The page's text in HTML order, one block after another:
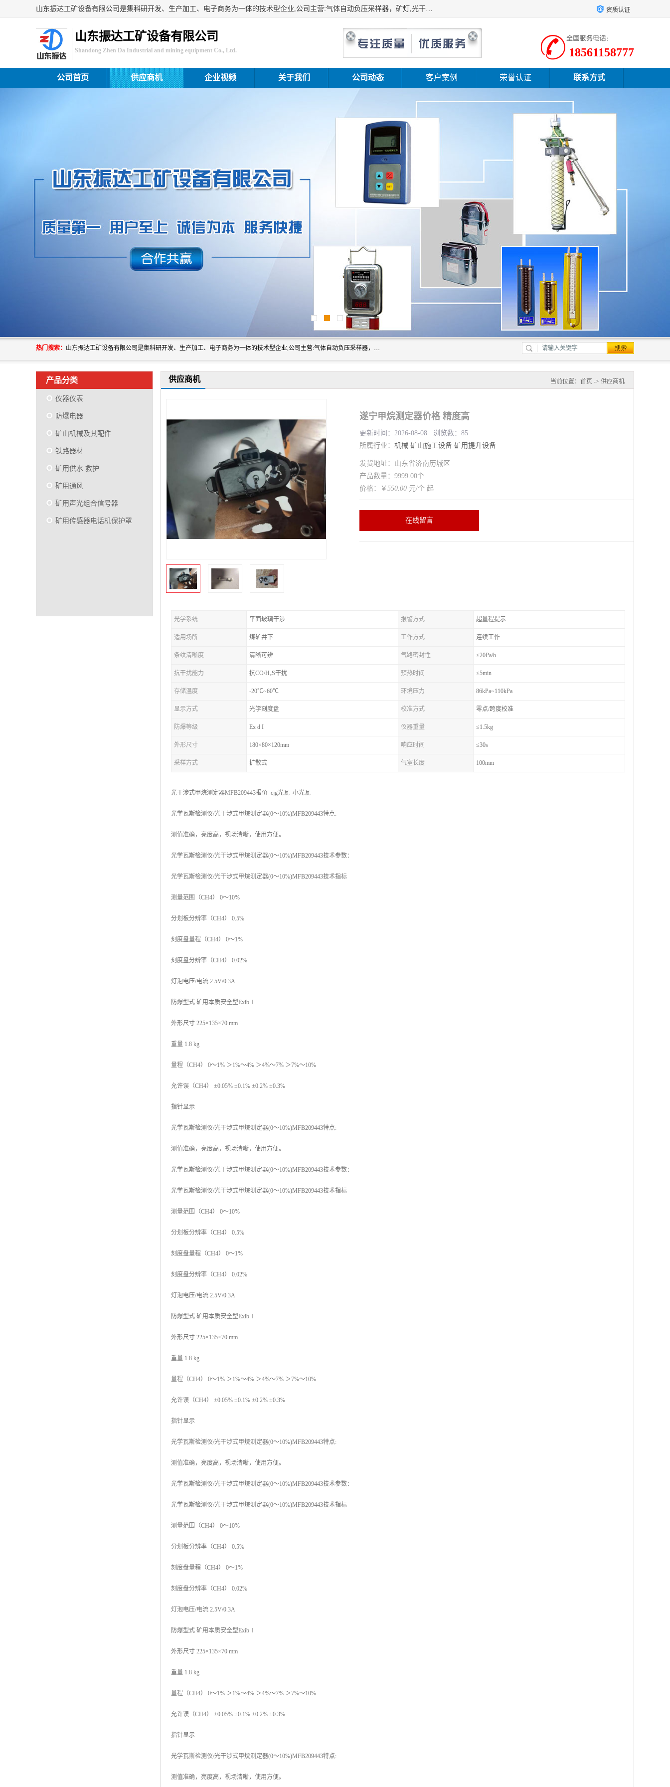
山东振达工矿设备有限公司是集科研开发、生产加工、电子商务为一体的技术型企业,公司主营:气体自动负压采样器，矿灯,光干涉甲烷测定器及其校验仪,甲烷报警仪及其校验装置,甲烷传感器校验装置,粉尘校验装置,煤尘爆炸校验装置,高压水表,三点测径规,圆型规,钢规磨耗仪,第四种检查器,内距尺,轮径尺,样板等铁路配件仪表,矿用设备等产品. 资质认证
山东振达工矿设备有限公司
Shandong Zhen Da Industrial and mining equipment Co., Ltd. 18561158777
公司首页 供应商机 企业视频 关于我们 公司动态 客户案例 荣誉认证 联系方式
热门搜索： 山东振达工矿设备有限公司是集科研开发、生产加工、电子商务为一体的技术型企业,公司主营:气体自动负压采样器，矿灯,光干涉甲烷测定器及其校验仪,甲烷报警仪及其校验装置,甲烷传感器校验装置,粉尘校验装置,煤尘爆炸校验装置,高压水表,三点测径规,圆型规,钢规磨耗仪,第四种检查器,内距尺,轮径尺,样板等铁路配件仪表,矿用设备等产品.
产品分类
仪器仪表
防爆电器
矿山机械及其配件
铁路器材
矿用供水 救护
矿用通风
矿用声光组合信号器
矿用传感器电话机保护罩
供应商机 当前位置： 首页 -> 供应商机
遂宁甲烷测定器价格 精度高
更新时间：2026-08-08 浏览数：85
所属行业： 机械 矿山施工设备 矿用提升设备
发货地址：山东省济南历城区
产品数量：9999.00个
价格：￥ 550.00 元/个 起
在线留言
光学系统 平面玻璃干涉 报警方式 超量程提示
适用场所 煤矿井下 工作方式 连续工作
条纹清晰度 清晰可辨 气路密封性 ≤20Pa/h
抗干扰能力 抗CO/H₂S干扰 预热时间 ≤5min
存储温度 -20℃~60℃ 环境压力 86kPa~110kPa
显示方式 光学刻度盘 校准方式 零点/跨度校准
防爆等级 Ex d I 仪器重量 ≤1.5kg
外形尺寸 180×80×120mm 响应时间 ≤30s
采样方式 扩散式 气室长度 100mm
光干涉式甲烷测定器MFB209443报价 cjg光瓦 小光瓦
光学瓦斯检测仪/光干涉式甲烷测定器(0～10%)MFB209443特点:
测值准确，亮度高，视场清晰，使用方便。
光学瓦斯检测仪/光干涉式甲烷测定器(0～10%)MFB209443技术参数：
光学瓦斯检测仪/光干涉式甲烷测定器(0～10%)MFB209443技术指标
测量范围（CH4） 0～10%
分划板分辨率（CH4） 0.5%
刻度盘量程（CH4） 0～1%
刻度盘分辨率（CH4） 0.02%
灯泡电压/电流 2.5V/0.3A
防爆型式 矿用本质安全型ExibⅠ
外形尺寸 225×135×70 mm
重量 1.8 kg
量程（CH4） 0～1% ＞1%～4% ＞4%～7% ＞7%～10%
允许误（CH4） ±0.05% ±0.1% ±0.2% ±0.3%
指针显示
光学瓦斯检测仪/光干涉式甲烷测定器(0～10%)MFB209443特点:
测值准确，亮度高，视场清晰，使用方便。
光学瓦斯检测仪/光干涉式甲烷测定器(0～10%)MFB209443技术参数：
光学瓦斯检测仪/光干涉式甲烷测定器(0～10%)MFB209443技术指标
测量范围（CH4） 0～10%
分划板分辨率（CH4） 0.5%
刻度盘量程（CH4） 0～1%
刻度盘分辨率（CH4） 0.02%
灯泡电压/电流 2.5V/0.3A
防爆型式 矿用本质安全型ExibⅠ
外形尺寸 225×135×70 mm
重量 1.8 kg
量程（CH4） 0～1% ＞1%～4% ＞4%～7% ＞7%～10%
允许误（CH4） ±0.05% ±0.1% ±0.2% ±0.3%
指针显示
光学瓦斯检测仪/光干涉式甲烷测定器(0～10%)MFB209443特点:
测值准确，亮度高，视场清晰，使用方便。
光学瓦斯检测仪/光干涉式甲烷测定器(0～10%)MFB209443技术参数：
光学瓦斯检测仪/光干涉式甲烷测定器(0～10%)MFB209443技术指标
测量范围（CH4） 0～10%
分划板分辨率（CH4） 0.5%
刻度盘量程（CH4） 0～1%
刻度盘分辨率（CH4） 0.02%
灯泡电压/电流 2.5V/0.3A
防爆型式 矿用本质安全型ExibⅠ
外形尺寸 225×135×70 mm
重量 1.8 kg
量程（CH4） 0～1% ＞1%～4% ＞4%～7% ＞7%～10%
允许误（CH4） ±0.05% ±0.1% ±0.2% ±0.3%
指针显示
光学瓦斯检测仪/光干涉式甲烷测定器(0～10%)MFB209443特点:
测值准确，亮度高，视场清晰，使用方便。